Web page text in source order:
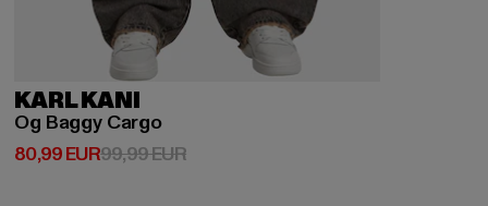
KARL KANI
Og Baggy Cargo
80,99 EUR
Derzeitiger Preis: 80,99 EUR
99,99 EURAktionspreis: 99,99 EUR